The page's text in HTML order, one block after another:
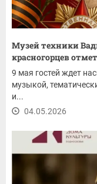
Музей техники
красногорцев
9 мая гостей ждет
музыкой,
и...
04.05.2026